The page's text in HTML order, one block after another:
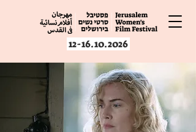
12-16.10.2026